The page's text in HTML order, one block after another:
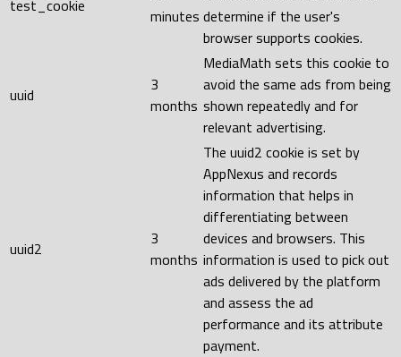
test_cookie
minutes determine if the user's
browser supports cookies.
uuid
3
months
MediaMath sets this cookie to
avoid the same ads from being
shown repeatedly and for
relevant advertising.
uuid2
3
months
The uuid2 cookie is set by
AppNexus and records
information that helps in
differentiating between
devices and browsers. This
information is used to pick out
ads delivered by the platform
and assess the ad
performance and its attribute
payment.